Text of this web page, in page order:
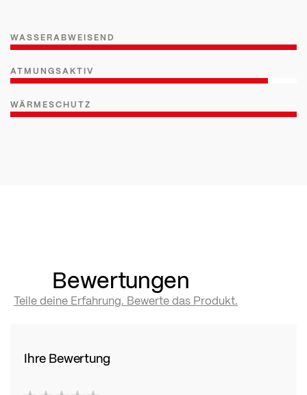
WASSERABWEISEND
ATMUNGSAKTIV
WÄRMESCHUTZ
Bewertungen
Teile deine Erfahrung. Bewerte das Produkt.
Ihre Bewertung